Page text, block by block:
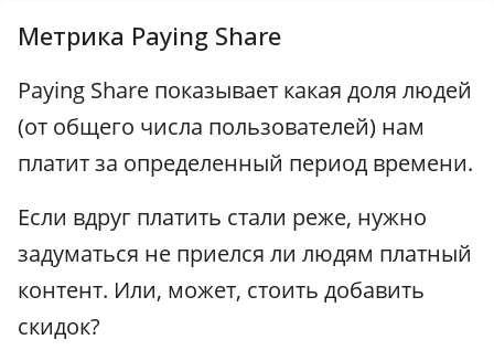
Метрика Paying Share
Paying Share показывает какая доля людей
(от общего числа пользователей) нам
платит за определенный период времени.
Если вдруг платить стали реже, нужно
задуматься не приелся ли людям платный
контент. Или, может, стоить добавить
скидок?